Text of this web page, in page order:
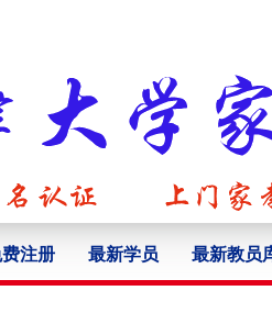
注册 最新学员 最新教员